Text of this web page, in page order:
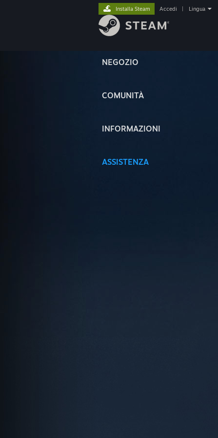
NEGOZIO
COMUNITÀ
INFORMAZIONI
ASSISTENZA
Installa Steam Accedi Lingua